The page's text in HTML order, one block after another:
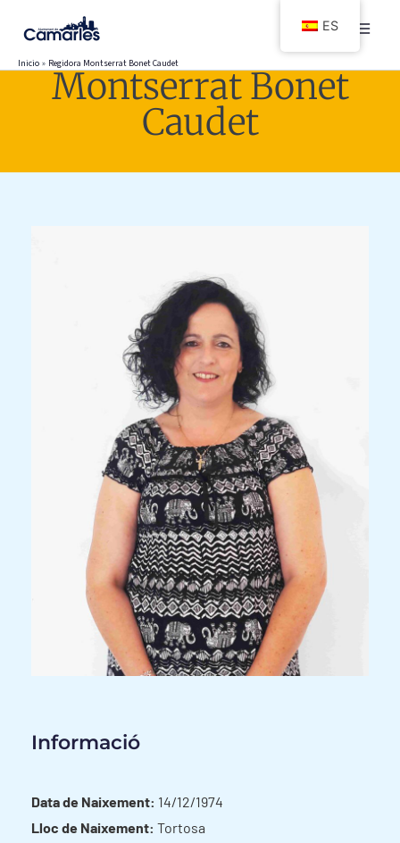
contenido
Inicio Regidora Montserrat Bonet Caudet
Montserrat Bonet
Caudet
Informació
Data de Naixement: 14/12/1974
Lloc de Naixement: Tortosa
ES